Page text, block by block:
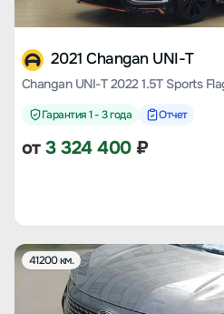
2021 Changan UNI-T
Changan UNI-T 2022 1.5T Sports
Гарантия 1 - 3 года Отчет
от3 324 400₽
41200 км.